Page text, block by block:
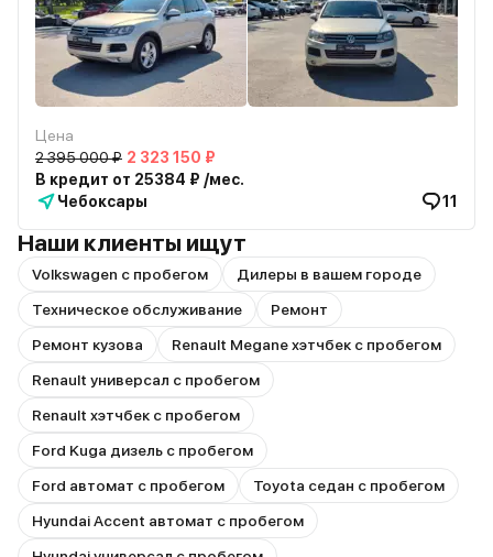
Цена
2 395 000 ₽ 2 323 150 ₽
В кредит от 25384 ₽ /мес.
Чебоксары
11
Наши клиенты ищут
Volkswagen с пробегом
Дилеры в вашем городе
Техническое обслуживание
Ремонт
Ремонт кузова
Renault Megane хэтчбек с пробегом
Renault универсал с пробегом
Renault хэтчбек с пробегом
Ford Kuga дизель с пробегом
Ford автомат с пробегом
Toyota седан с пробегом
Hyundai Accent автомат с пробегом